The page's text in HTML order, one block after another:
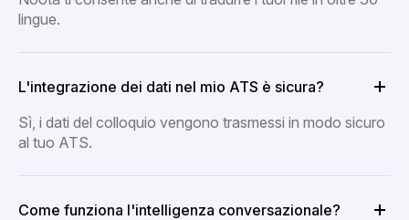
lingue.
L'integrazione dei dati nel mio ATS è sicura?
Sì, i dati del colloquio vengono trasmessi in modo sicuro
al tuo ATS.
Come funziona l'intelligenza conversazionale?